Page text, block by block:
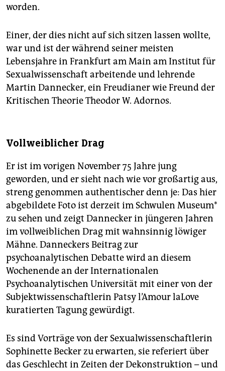
worden.
Einer, der dies nicht auf sich sitzen lassen wollte,
war und ist der während seiner meisten
Lebensjahre in Frankfurt am Main am Institut für
Sexualwissenschaft arbeitende und lehrende
Martin Dannecker, ein Freudianer wie Freund der
Kritischen Theorie Theodor W. Adornos.
Vollweiblicher Drag
Er ist im vorigen November 75 Jahre jung
geworden, und er sieht nach wie vor großartig aus,
streng genommen authentischer denn je: Das hier
abgebildete Foto ist derzeit im Schwulen Museum*
zu sehen und zeigt Dannecker in jüngeren Jahren
im vollweiblichen Drag mit wahnsinnig löwiger
Mähne. Danneckers Beitrag zur
psychoanalytischen Debatte wird an diesem
Wochenende an der Internationalen
Psychoanalytischen Universität mit einer von der
Subjektwissenschaftlerin Patsy l’Amour laLove
kuratierten Tagung gewürdigt.
Es sind Vorträge von der Sexualwissenschaftlerin
Sophinette Becker zu erwarten, sie referiert über
das Geschlecht in Zeiten der Dekonstruktion – und